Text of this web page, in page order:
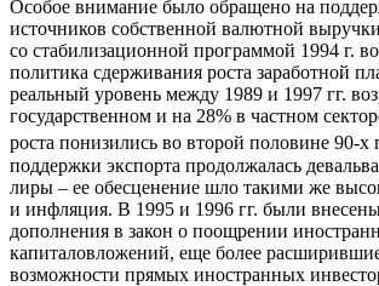
Особое внимание было обращено на
источников собственной валютной
со стабилизационной программой 1994 г.
политика сдерживания роста заработной
реальный уровень между 1989 и 1997 гг.
государственном и на 28% в частном
роста понизились во второй половине 90-х
поддержки экспорта продолжалась
лиры – ее обесценение шло такими же
и инфляция. В 1995 и 1996 гг. были
дополнения в закон о поощрении
капиталовложений, еще более
возможности прямых иностранных